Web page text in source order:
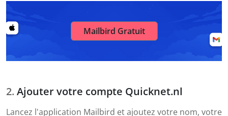
Mailbird Gratuit
Ajouter votre compte Quicknet.nl
Lancez l'application Mailbird et ajoutez votre nom, votre